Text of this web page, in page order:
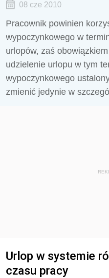
08 cze 2010
Pracownik powinien
wypoczynkowego w
urlopów, zaś
udzielenie urlopu w tym
wypoczynkowego
zmienić jedynie w
Urlop w systemie
czasu pracy